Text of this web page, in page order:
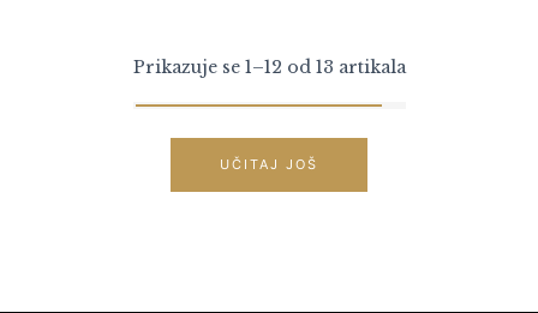
Prikazuje se 1–12 od 13 artikala
UČITAJ JOŠ